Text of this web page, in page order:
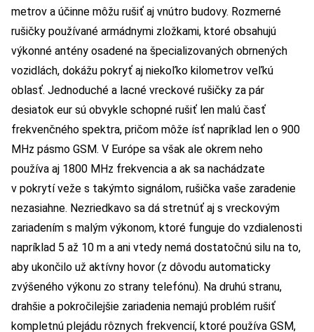
metrov a účinne môžu rušiť aj vnútro budovy. Rozmerné
rušičky používané armádnymi zložkami, ktoré obsahujú
výkonné antény osadené na špecializovaných obrnených
vozidlách, dokážu pokryť aj niekoľko kilometrov veľkú
oblasť. Jednoduché a lacné vreckové rušičky za pár
desiatok eur sú obvykle schopné rušiť len malú časť
frekvenčného spektra, pričom môže ísť napríklad len o 900
MHz pásmo GSM. V Európe sa však ale okrem neho
používa aj 1800 MHz frekvencia a ak sa nachádzate
v pokrytí veže s takýmto signálom, rušička vaše zaradenie
nezasiahne. Nezriedkavo sa dá stretnúť aj s vreckovým
zariadením s malým výkonom, ktoré funguje do vzdialenosti
napríklad 5 až 10 m a ani vtedy nemá dostatočnú silu na to,
aby ukončilo už aktívny hovor (z dôvodu automaticky
zvýšeného výkonu zo strany telefónu). Na druhú stranu,
drahšie a pokročilejšie zariadenia nemajú problém rušiť
kompletnú plejádu rôznych frekvencií, ktoré používa GSM,